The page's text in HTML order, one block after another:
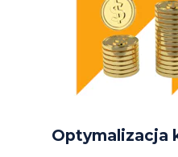
Optymalizacja